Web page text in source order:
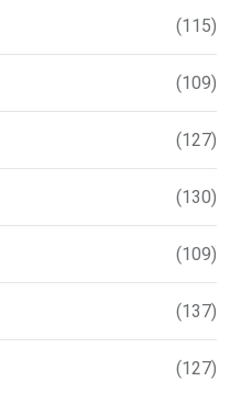
(115)
(109)
(127)
(130)
(109)
(137)
(127)